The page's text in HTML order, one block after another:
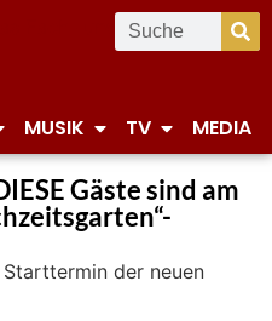
MUSIK TV MEDIA
Gäste sind am